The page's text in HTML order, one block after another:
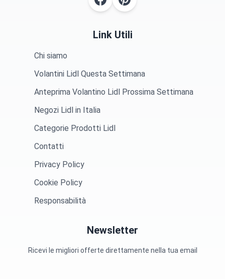
Link Utili
Chi siamo
Volantini Lidl Questa Settimana
Anteprima Volantino Lidl Prossima Settimana
Negozi Lidl in Italia
Categorie Prodotti Lidl
Contatti
Privacy Policy
Cookie Policy
Responsabilità
Newsletter
Ricevi le migliori offerte direttamente nella tua email